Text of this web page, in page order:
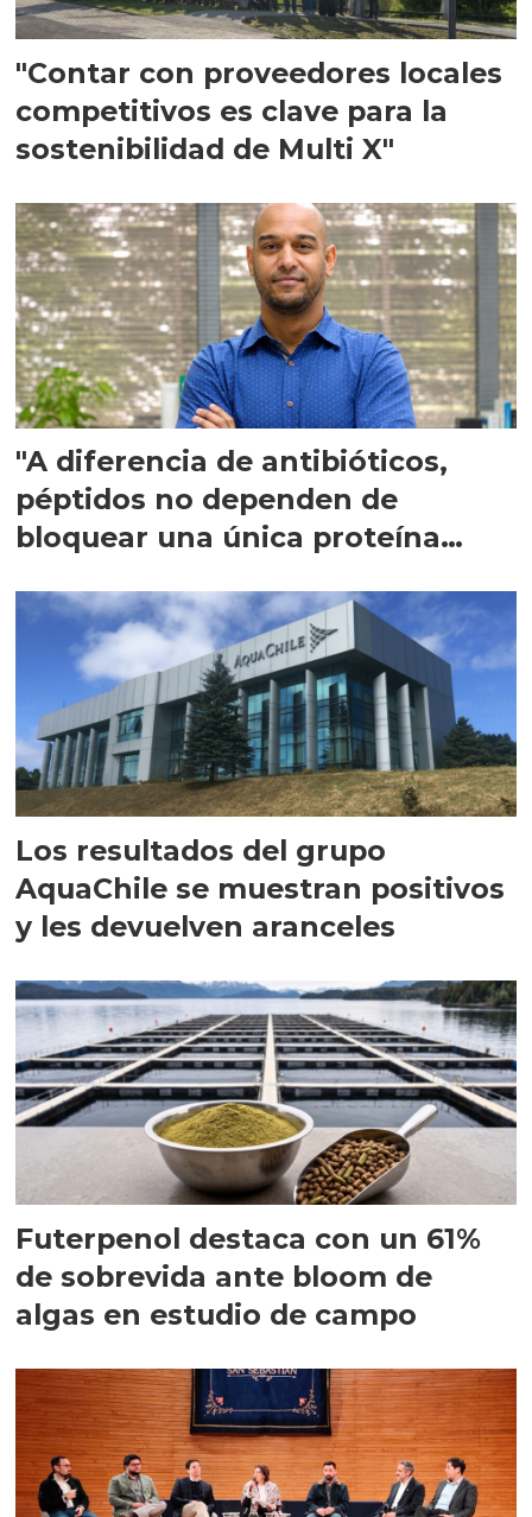
"Contar con proveedores locales
competitivos es clave para la
sostenibilidad de Multi X"
"A diferencia de antibióticos,
péptidos no dependen de
bloquear una única proteína
Los resultados del grupo
AquaChile se muestran positivos
y les devuelven aranceles
Futerpenol destaca con un 61%
de sobrevida ante bloom de
algas en estudio de campo